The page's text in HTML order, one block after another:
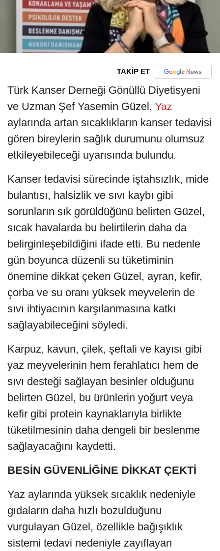
TAKİP ET
Türk Kanser Derneği Gönüllü Diyetisyeni
ve Uzman Şef Yasemin Güzel, Yaz
aylarında artan sıcaklıkların kanser tedavisi
gören bireylerin sağlık durumunu olumsuz
etkileyebileceği uyarısında bulundu.
Kanser tedavisi sürecinde iştahsızlık, mide
bulantısı, halsizlik ve sıvı kaybı gibi
sorunların sık görüldüğünü belirten Güzel,
sıcak havalarda bu belirtilerin daha da
belirginleşebildiğini ifade etti. Bu nedenle
gün boyunca düzenli su tüketiminin
önemine dikkat çeken Güzel, ayran, kefir,
çorba ve su oranı yüksek meyvelerin de
sıvı ihtiyacının karşılanmasına katkı
sağlayabileceğini söyledi.
Karpuz, kavun, çilek, şeftali ve kayısı gibi
yaz meyvelerinin hem ferahlatıcı hem de
sıvı desteği sağlayan besinler olduğunu
belirten Güzel, bu ürünlerin yoğurt veya
kefir gibi protein kaynaklarıyla birlikte
tüketilmesinin daha dengeli bir beslenme
sağlayacağını kaydetti.
BESİN GÜVENLİĞİNE DİKKAT ÇEKTİ
Yaz aylarında yüksek sıcaklık nedeniyle
gıdaların daha hızlı bozulduğunu
vurgulayan Güzel, özellikle bağışıklık
sistemi tedavi nedeniyle zayıflayan